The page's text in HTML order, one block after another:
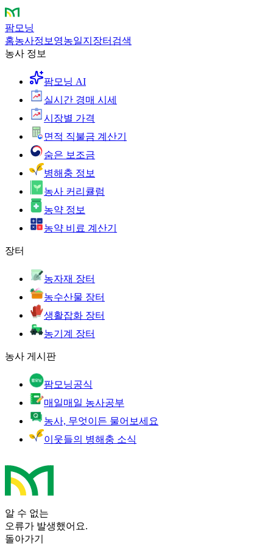
팜모닝
홈농사정보 영농일지 장터 검색
농사 정보
팜모닝 AI
실시간 경매 시세
시장별 가격
면적 직불금 계산기
숨은 보조금
병해충 정보
농사 커리큘럼
농약 정보
농약 비료 계산기
장터
농자재 장터
농수산물 장터
생활잡화 장터
농기계 장터
농사 게시판
팜모닝공식
매일매일 농사공부
농사, 무엇이든 물어보세요
이웃들의 병해충 소식
알 수 없는
오류가 발생했어요.
돌아가기